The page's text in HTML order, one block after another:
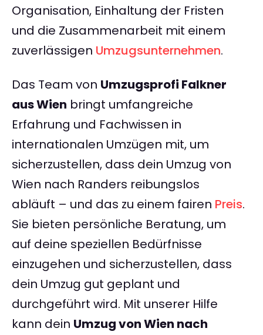
Organisation, Einhaltung der Fristen
und die Zusammenarbeit mit einem
zuverlässigen Umzugsunternehmen.
Das Team von Umzugsprofi Falkner
aus Wien bringt umfangreiche
Erfahrung und Fachwissen in
internationalen Umzügen mit, um
sicherzustellen, dass dein Umzug von
Wien nach Randers reibungslos
abläuft – und das zu einem fairen Preis.
Sie bieten persönliche Beratung, um
auf deine speziellen Bedürfnisse
einzugehen und sicherzustellen, dass
dein Umzug gut geplant und
durchgeführt wird. Mit unserer Hilfe
kann dein Umzug von Wien nach